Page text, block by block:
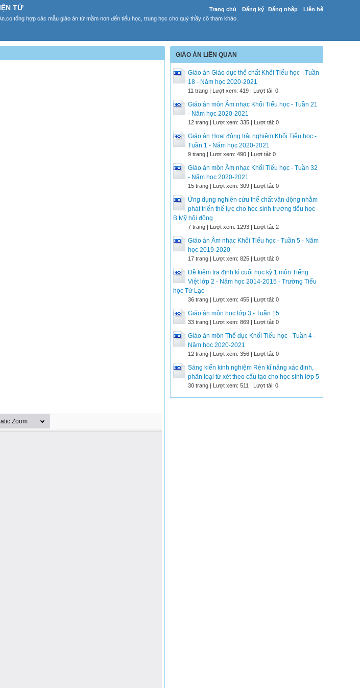
Trang chủ Đăng ký Đăng nhập Liên hệ
TỬ
tổng hợp các mẫu giáo án từ mầm non đến tiểu học, trung học cho quý thầy cô tham khảo.
GIÁO ÁN LIÊN QUAN
Giáo án Giáo dục thể chất Khối Tiểu học - Tuần
18 - Năm học 2020-2021
11 trang | Lượt xem: 419 | Lượt tải: 0
Giáo án môn Âm nhạc Khối Tiểu học - Tuần 21
- Năm học 2020-2021
12 trang | Lượt xem: 335 | Lượt tải: 0
Giáo án Hoạt động trải nghiệm Khối Tiểu học -
Tuần 1 - Năm học 2020-2021
9 trang | Lượt xem: 490 | Lượt tải: 0
Giáo án môn Âm nhạc Khối Tiểu học - Tuần 32
- Năm học 2020-2021
15 trang | Lượt xem: 309 | Lượt tải: 0
Ứng dụng nghiên cứu thể chất vận động nhằm
phát triển thể lực cho học sinh trường tiểu học
B Mỹ hội đông
7 trang | Lượt xem: 1293 | Lượt tải: 2
Giáo án Âm nhạc Khối Tiểu học - Tuần 5 - Năm
học 2019-2020
17 trang | Lượt xem: 825 | Lượt tải: 0
Đề kiểm tra định kì cuối học kỳ 1 môn Tiếng
Việt lớp 2 - Năm học 2014-2015 - Trường Tiểu
học Tử Lạc
36 trang | Lượt xem: 455 | Lượt tải: 0
Giáo án môn học lớp 3 - Tuần 15
33 trang | Lượt xem: 869 | Lượt tải: 0
Giáo án môn Thể dục Khối Tiểu học - Tuần 4 -
Năm học 2020-2021
12 trang | Lượt xem: 356 | Lượt tải: 0
Sáng kiến kinh nghiệm Rèn kĩ năng xác định,
phân loại từ xét theo cấu tạo cho học sinh lớp 5
30 trang | Lượt xem: 511 | Lượt tải: 0